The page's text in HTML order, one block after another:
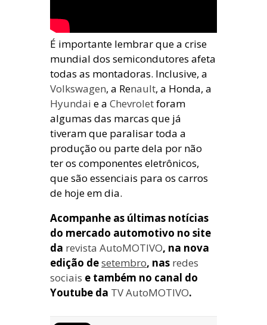
É importante lembrar que a crise
mundial dos semicondutores afeta
todas as montadoras. Inclusive, a
Volkswagen, a Renault, a Honda, a
Hyundai e a Chevroletforam
algumas das marcas que já
tiveram que paralisar toda a
produção ou parte dela por não
ter os componentes eletrônicos,
que são essenciais para os carros
de hoje em dia.
Acompanhe as últimas notícias
do mercado automotivo no site
da revista AutoMOTIVO, na nova
edição desetembro, nas redes
sociais e também no canal do
Youtube da TV AutoMOTIVO.